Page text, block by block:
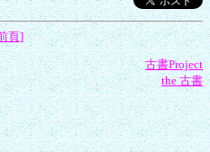
頁]
古書Project
the 古書